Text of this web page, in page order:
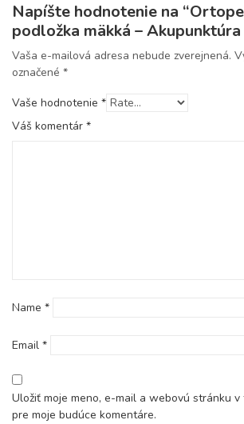
Napíšte hodnotenie na
podložka mäkká –
Vaša e-mailová adresa nebude zverejnená.
označené *
Vaše hodnotenie *
Váš komentár *
Name *
Email *
Uložiť moje meno, e-mail a webovú stránku
pre moje budúce komentáre.